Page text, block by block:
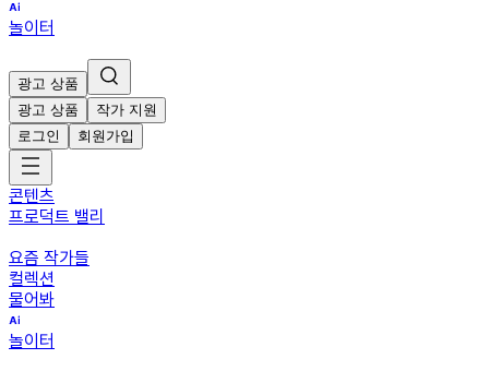
놀이터
광고 상품
광고 상품
작가 지원
로그인
회원가입
콘텐츠
프로덕트 밸리
요즘 작가들
컬렉션
물어봐
놀이터